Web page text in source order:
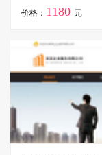
价格： 1180 元